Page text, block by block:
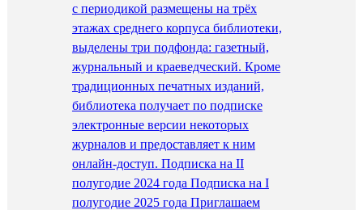
с периодикой размещены на трёх
этажах среднего корпуса библиотеки,
выделены три подфонда: газетный,
журнальный и краеведческий. Кроме
традиционных печатных изданий,
библиотека получает по подписке
электронные версии некоторых
журналов и предоставляет к ним
онлайн-доступ. Подписка на II
полугодие 2024 года Подписка на I
полугодие 2025 года Приглашаем